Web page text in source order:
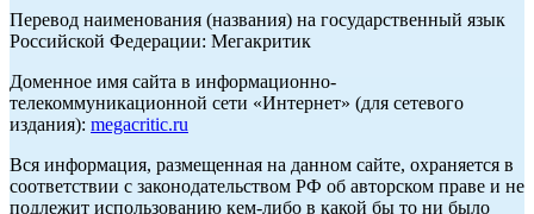
Перевод наименования (названия) на государственный язык
Российской Федерации: Мегакритик
Доменное имя сайта в информационно-
телекоммуникационной сети «Интернет» (для сетевого
издания): megacritic.ru
Вся информация, размещенная на данном сайте, охраняется в
соответствии с законодательством РФ об авторском праве и не
подлежит использованию кем-либо в какой бы то ни было